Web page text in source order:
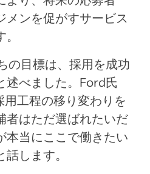
メンを促がすサービス
の目標は、採用を成功
述べました。Ford氏
工程の移り変わりを
者はただ選ばれたいだ
本当にここで働きたい
します。